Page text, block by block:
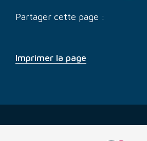
Partager cette page :
Imprimer la page